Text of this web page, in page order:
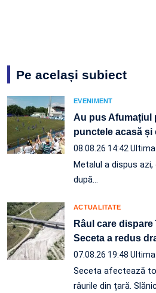
Pe același subiect
EVENIMENT
Au pus Afumațiul
punctele acasă și
08.08.26 14:42
Metalul a dispus
după…
ACTUALITATE
Râul care
Seceta a redus
07.08.26 19:48
Seceta afectează
râurile din țară.